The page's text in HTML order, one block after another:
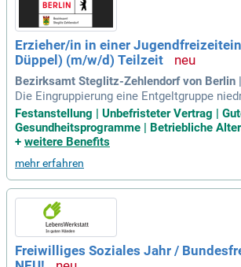
Erzieher/in in einer
Düppel) (m/w/d) Teilzeit
Bezirksamt Steglitz-Zehlendorf von Berlin
Die Eingruppierung eine Entgeltgruppe
r; Abschluss als Assistent/in für
r/in oder Facherzieher/in für Integration
tens 6 Monaten Erfahrung im erlernten
Festanstellung | Unbefristeter Vertrag |
Gesundheitsprogramme | Betriebliche
+ weitere Benefits
mehr erfahren
Freiwilliges Soziales Jahr /